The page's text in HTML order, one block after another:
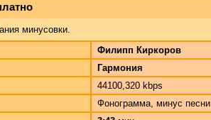
минусовки.
Филипп Киркоров
Гармония
44100,320 kbps
Фонограмма, минус песни